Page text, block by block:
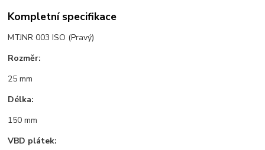
Kompletní specifikace
MTJNR 003 ISO (Pravý)
Rozměr:
25 mm
Délka:
150 mm
VBD plátek: